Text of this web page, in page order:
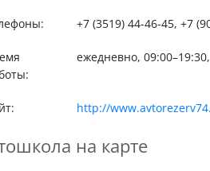
+7 (3519) 44-46-45, +7
ежедневно,
http://
на карте